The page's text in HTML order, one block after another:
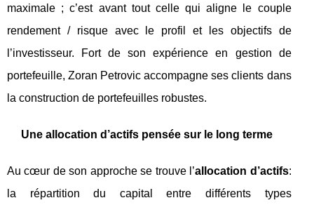
maximale ; c’est avant tout celle qui aligne le couple
rendement / risque avec le profil et les objectifs de
l’investisseur. Fort de son expérience en gestion de
portefeuille, Zoran Petrovic accompagne ses clients dans
la construction de portefeuilles robustes.
Une allocation d’actifs pensée sur le long terme
Au cœur de son approche se trouve l’allocation d’actifs:
la répartition du capital entre différents types